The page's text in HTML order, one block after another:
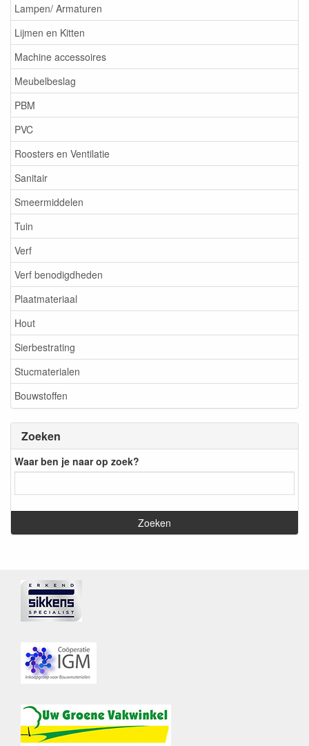
Lampen/ Armaturen
Lijmen en Kitten
Machine accessoires
Meubelbeslag
PBM
PVC
Roosters en Ventilatie
Sanitair
Smeermiddelen
Tuin
Verf
Verf benodigdheden
Plaatmateriaal
Hout
Sierbestrating
Stucmaterialen
Bouwstoffen
Zoeken
Waar ben je naar op zoek?